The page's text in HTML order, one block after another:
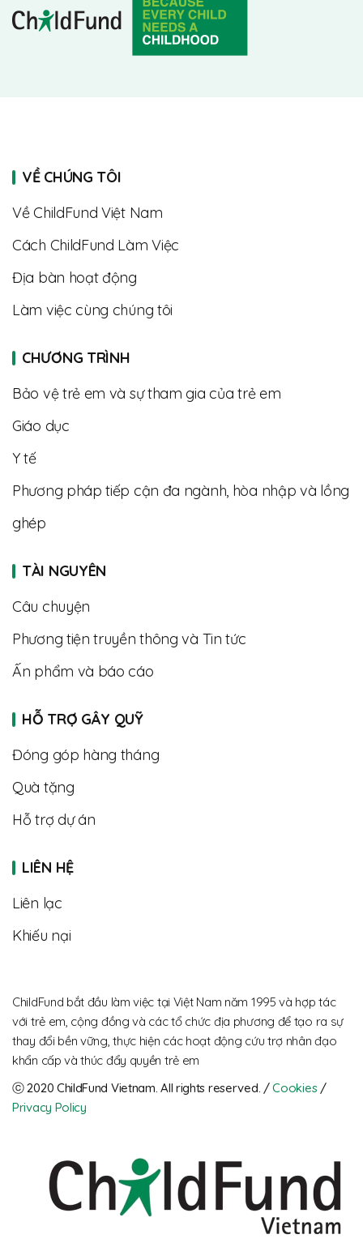
VỀ CHÚNG TÔI
Về ChildFund Việt Nam
Cách ChildFund Làm Việc
Địa bàn hoạt động
Làm việc cùng chúng tôi
CHƯƠNG TRÌNH
Bảo vệ trẻ em và sự tham gia của trẻ em
Giáo dục
Y tế
Phương pháp tiếp cận đa ngành, hòa nhập và lồng
ghép
TÀI NGUYÊN
Câu chuyện
Phương tiện truyền thông và Tin tức
Ấn phẩm và báo cáo
HỖ TRỢ GÂY QUỸ
Đóng góp hàng tháng
Quà tặng
Hỗ trợ dự án
LIÊN HỆ
Liên lạc
Khiếu nại
ChildFund bắt đầu làm việc tại Việt Nam năm 1995 và hợp tác
với trẻ em, cộng đồng và các tổ chức địa phương để tạo ra sự
thay đổi bền vững, thực hiện các hoạt động cứu trợ nhân đạo
khẩn cấp và thúc đẩy quyền trẻ em
ⓒ 2020 ChildFund Vietnam. All rights reserved. / Cookies
/
Privacy Policy